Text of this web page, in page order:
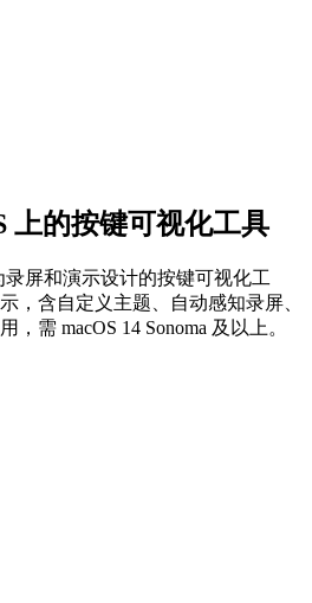
上的按键可视化工具
录屏和演示设计的按键可视化工
，含自定义主题、自动感知录屏、
需 macOS 14 Sonoma 及以上。